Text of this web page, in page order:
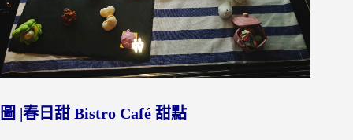
圖 |春日甜 Bistro Café 甜點